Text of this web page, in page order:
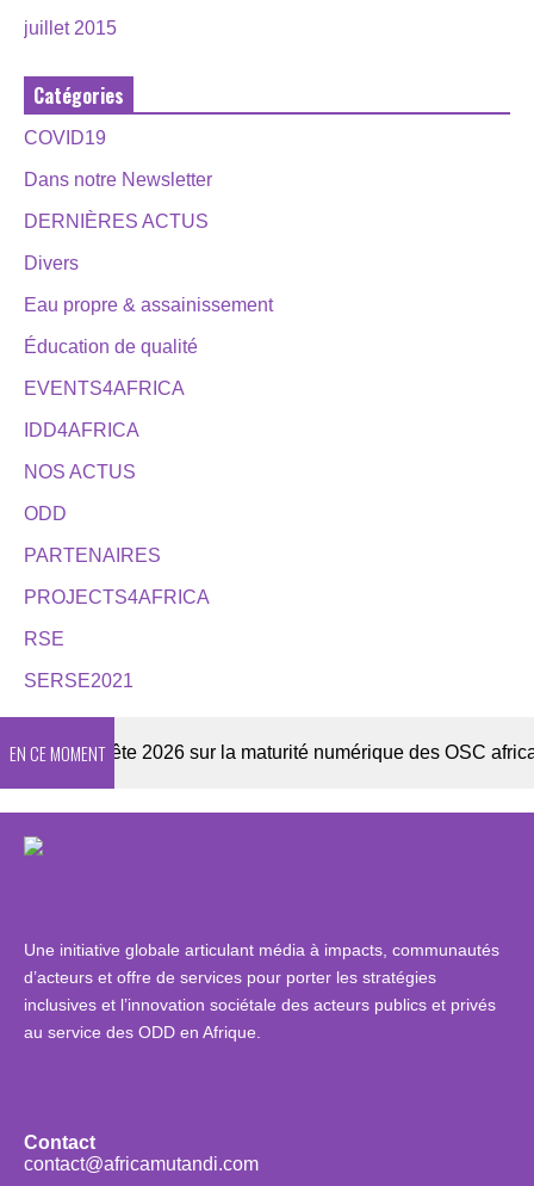
juillet 2015
Catégories
COVID19
Dans notre Newsletter
DERNIÈRES ACTUS
Divers
Eau propre & assainissement
Éducation de qualité
EVENTS4AFRICA
IDD4AFRICA
NOS ACTUS
ODD
PARTENAIRES
PROJECTS4AFRICA
RSE
SERSE2021
EN CE MOMENT
Enquête 2026 sur la maturité numérique des OSC africaines
Une initiative globale articulant média à impacts, communautés
d’acteurs et offre de services pour porter les stratégies
inclusives et l’innovation sociétale des acteurs publics et privés
au service des ODD en Afrique.
Contact
contact@africamutandi.com